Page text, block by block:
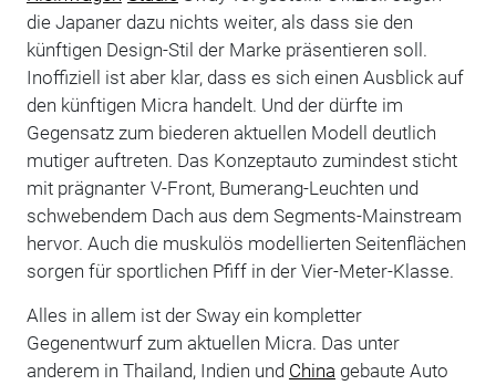
die Japaner dazu nichts weiter, als dass sie den
künftigen Design-Stil der Marke präsentieren soll.
Inoffiziell ist aber klar, dass es sich einen Ausblick auf
den künftigen Micra handelt. Und der dürfte im
Gegensatz zum biederen aktuellen Modell deutlich
mutiger auftreten. Das Konzeptauto zumindest sticht
mit prägnanter V-Front, Bumerang-Leuchten und
schwebendem Dach aus dem Segments-Mainstream
hervor. Auch die muskulös modellierten Seitenflächen
sorgen für sportlichen Pfiff in der Vier-Meter-Klasse.
Alles in allem ist der Sway ein kompletter
Gegenentwurf zum aktuellen Micra. Das unter
anderem in Thailand, Indien und China gebaute Auto